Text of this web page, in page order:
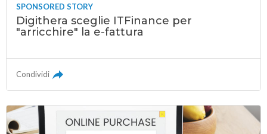
SPONSORED STORY
Digithera sceglie ITFinance per
"arricchire" la e-fattura
Condividi